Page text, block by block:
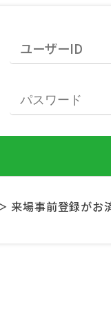
来場事前登録がお